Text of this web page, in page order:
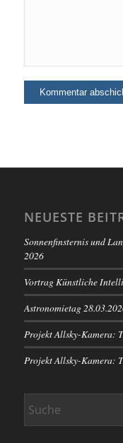
NEUESTE
Sonnenfinsternis und
2026
Vortrag Künstliche
Astronomietag
Projekt Allsky-Kamera:
Projekt Allsky-Kamera: